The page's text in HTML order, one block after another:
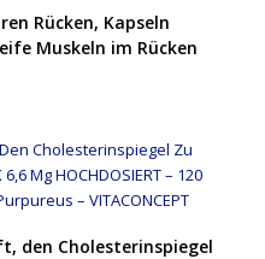
Rücken, Kapseln
Muskeln im Rücken
den Cholesterinspiegel